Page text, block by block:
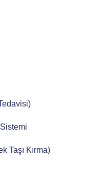
Taşı Kırma)